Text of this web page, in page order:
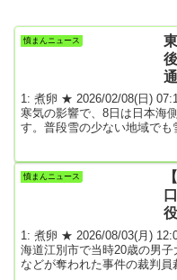
憤まんニュース
1: 煮卵 ★ 2026/02/08(日)
寒気の影響で、8日は日本海
す。普段雪の少ない地域で
に降った雪の量は鳥取・大
大雪のピークとなる見込み
大雪となるおそれがあり、...
憤まんニュース
1: 煮卵 ★ 2026/08/03(月)
海道江別市で当時20歳の男
などが奪われた事件の裁判員